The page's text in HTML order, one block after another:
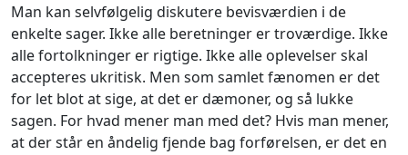
Man kan selvfølgelig diskutere bevisværdien i de
enkelte sager. Ikke alle beretninger er troværdige. Ikke
alle fortolkninger er rigtige. Ikke alle oplevelser skal
accepteres ukritisk. Men som samlet fænomen er det
for let blot at sige, at det er dæmoner, og så lukke
sagen. For hvad mener man med det? Hvis man mener,
at der står en åndelig fjende bag forførelsen, er det en